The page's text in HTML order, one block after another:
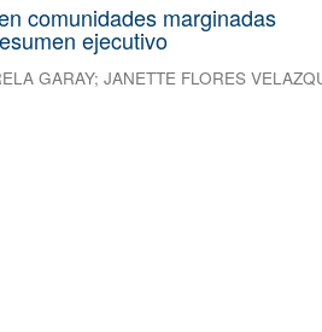
comunidades marginadas
ejecutivo
GARAY;JANETTE FLORES